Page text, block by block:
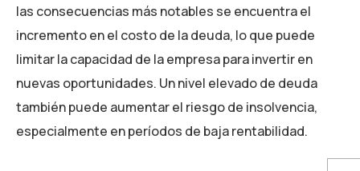
las consecuencias más notables se encuentra el
incremento en el costo de la deuda, lo que puede
limitar la capacidad de la empresa para invertir en
nuevas oportunidades. Un nivel elevado de deuda
también puede aumentar el riesgo de insolvencia,
especialmente en períodos de baja rentabilidad.